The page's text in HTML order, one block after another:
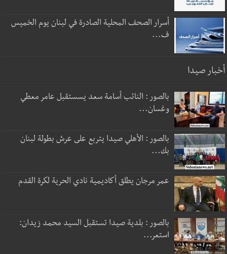
أسرار الصحف المحلية الصادرة في لبنان يوم الخميس
ف...
أخبار صيدا
بالصور : النائب أسامة سعد يسستقبل عامر معطي
وغسان...
بالصور : الأهلي صيدا يتربع على عرش بطولة لبنان
بك...
عمر مرجان يطلق أكاديمية نادي الحرية لكرة القدم
بالصور : بلدية صيدا تستقبل السيد محمد زيدان:
استعر...